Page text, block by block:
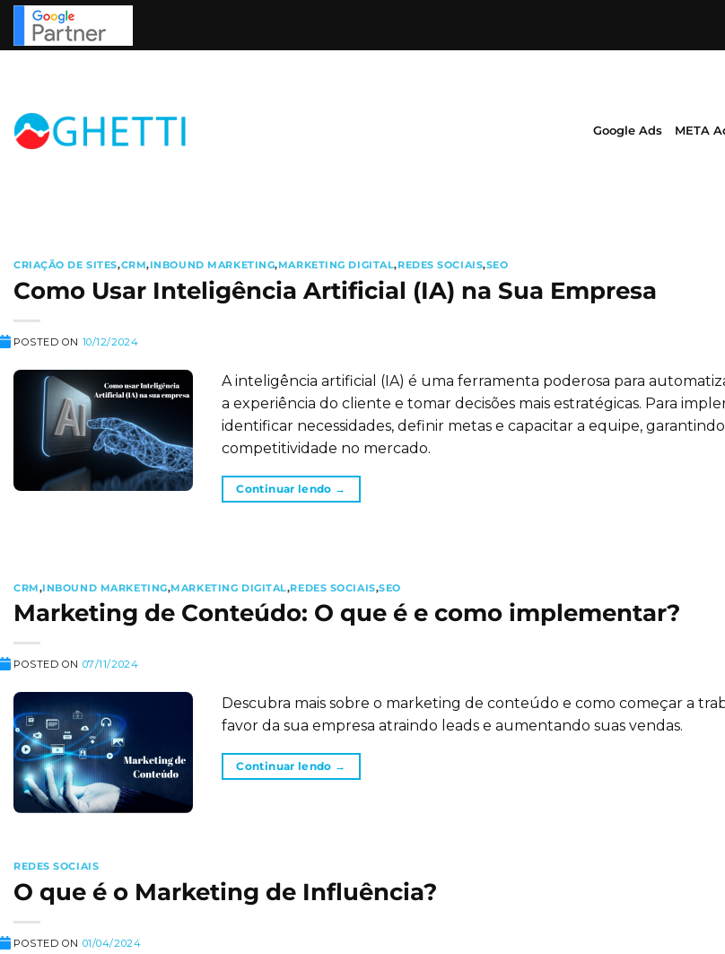
Skip
content
Google Ads META
CRIAÇÃO DE SITES,CRM,INBOUND MARKETING,MARKETING DIGITAL,REDES SOCIAIS,SEO
Como Usar Inteligência Artificial (IA) na Sua Empresa
POSTED ON 10/12/2024
A inteligência artificial (IA) é uma ferramenta poderosa para
a experiência do cliente e tomar decisões mais estratégicas. Para
identificar necessidades, definir metas e capacitar a equipe,
competitividade no mercado.
Continuar lendo →
CRM,INBOUND MARKETING,MARKETING DIGITAL,REDES SOCIAIS,SEO
Marketing de Conteúdo: O que é e como implementar?
POSTED ON 07/11/2024
Descubra mais sobre o marketing de conteúdo e como começar a
favor da sua empresa atraindo leads e aumentando suas vendas.
Continuar lendo →
REDES SOCIAIS
O que é o Marketing de Influência?
POSTED ON 01/04/2024